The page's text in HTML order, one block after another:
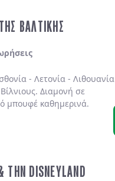
ΒΑΛΤΙΚΗΣ
- Λετονία - Λιθουανία
Βίλνιους. Διαμονή σε
μπουφέ καθημερινά.
ΤΗΝ DISNEYLAND